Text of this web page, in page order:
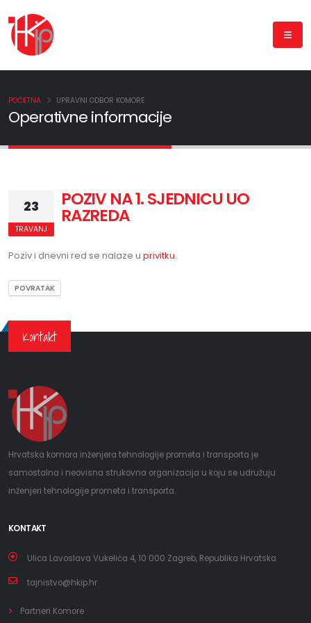
Operativne informacije
POČETNA UPRAVNI ODBOR KOMORE
23
TRAVANJ
POZIV NA 1. SJEDNICU UO
RAZREDA
Poziv i dnevni red se nalaze u privitku.
POVRATAK
Kontakt
Hrvatska komora inženjera tehnologije prometa i transporta je
samostalna i neovisna strukovna organizacija u koju se udružuju
inženjeri tehnologije prometa i transporta.
KONTAKT
Ulica Lavoslava Vukelića 4, 10 000 Zagreb, Republika Hrvatska
tajnistvo@hkip.hr
Partneri Komore